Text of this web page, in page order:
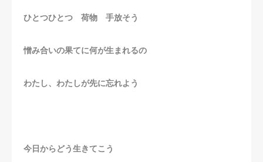
ひとつひとつ 荷物 手放そう
憎み合いの果てに何が生まれるの
わたし、わたしが先に忘れよう
今日からどう生きてこう